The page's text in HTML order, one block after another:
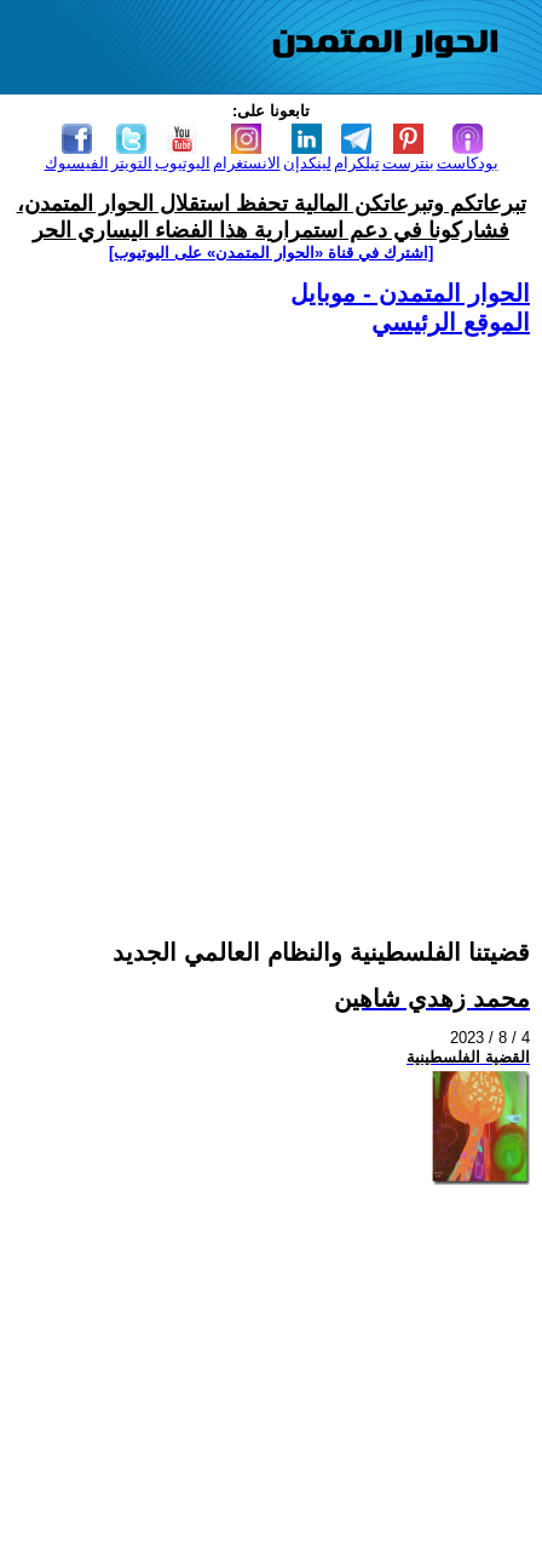
تابعونا على:
الفيسبوك التويتر اليوتيوب الانستغرام لينكدإن تيلكرامبنترست بودكاست
تبرعاتكم وتبرعاتكن المالية تحفظ استقلال الحوار المتمدن،
فشاركونا في دعم استمرارية هذا الفضاء اليساري الحر
[اشترك في قناة ‫«الحوار المتمدن» على اليوتيوب]
الحوار المتمدن - موبايل
الموقع الرئيسي
قضيتنا الفلسطينية والنظام العالمي الجديد
محمد زهدي شاهين
2023 / 8 / 4
القضية الفلسطينية